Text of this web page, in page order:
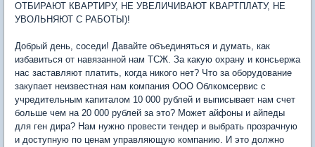
ОТБИРАЮТ КВАРТИРУ, НЕ УВЕЛИЧИВАЮТ КВАРТПЛАТУ, НЕ
УВОЛЬНЯЮТ С РАБОТЫ)!
Добрый день, соседи! Давайте объединяться и думать, как
избавиться от навязанной нам ТСЖ. За какую охрану и консьержа
нас заставляют платить, когда никого нет? Что за оборудование
закупает неизвестная нам компания ООО Облкомсервис с
учредительным капиталом 10 000 рублей и выписывает нам счет
больше чем на 20 000 рублей за это? Может айфоны и айпеды
для ген дира? Нам нужно провести тендер и выбрать прозрачную
и доступную по ценам управляющую компанию. И это должно